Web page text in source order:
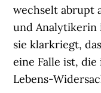
wechselt abrupt
und Analytikerin
sie klarkriegt,
eine Falle ist,
Lebens-